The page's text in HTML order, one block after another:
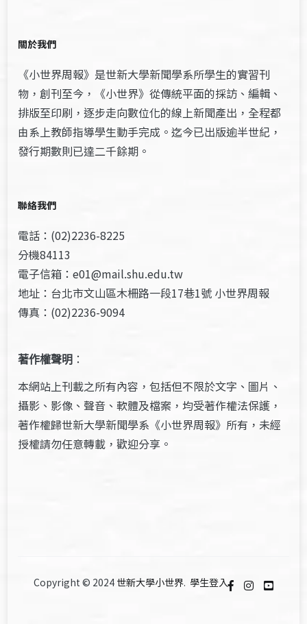
關於我們
《小世界周報》是世新大學新聞學系所學生的實習刊
物，創刊至今，《小世界》從傳統平面的採訪、編輯、
排版至印刷，逐步走向數位化的線上新聞產出，全程都
由系上教師指導學生動手完成。迄今已出版逾半世紀，
發行期數則已達二千餘期。
聯絡我們
電話：(02)2236-8225
分機84113
電子信箱：e01@mail.shu.edu.tw
地址：台北市文山區木柵路一段17巷1號 小世界周報
傳真：(02)2236-9094
著作權聲明 ：
本網站上刊載之所有內容，包括但不限於文字、圖片、
攝影、影像、聲音、軟體及檔案，均受著作權法保護，
著作權歸世新大學新聞學系《小世界周報》所有，未經
授權請勿任意轉載，歡迎分享。
Copyright © 2024 世新大學小世界. 學生登入